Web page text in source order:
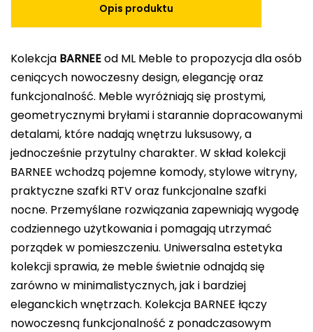
Opis produktu
Kolekcja BARNEEod ML Meble to propozycja dla osób
ceniących nowoczesny design, elegancję oraz
funkcjonalność. Meble wyróżniają się prostymi,
geometrycznymi bryłami i starannie dopracowanymi
detalami, które nadają wnętrzu luksusowy, a
jednocześnie przytulny charakter. W skład kolekcji
BARNEE wchodzą pojemne komody, stylowe witryny,
praktyczne szafki RTV oraz funkcjonalne szafki
nocne. Przemyślane rozwiązania zapewniają wygodę
codziennego użytkowania i pomagają utrzymać
porządek w pomieszczeniu. Uniwersalna estetyka
kolekcji sprawia, że meble świetnie odnajdą się
zarówno w minimalistycznych, jak i bardziej
eleganckich wnętrzach. Kolekcja BARNEE łączy
nowoczesną funkcjonalność z ponadczasowym